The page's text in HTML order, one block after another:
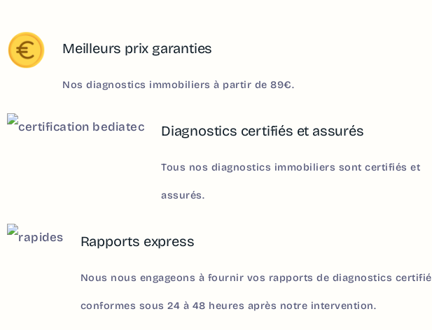
Meilleurs prix garanties
Nos diagnostics immobiliers à partir de 89€.
Diagnostics certifiés et assurés
Tous nos diagnostics immobiliers sont certifiés et
assurés.
Rapports express
Nous nous engageons à fournir vos rapports de diagnostics certifié
conformes sous 24 à 48 heures après notre intervention.